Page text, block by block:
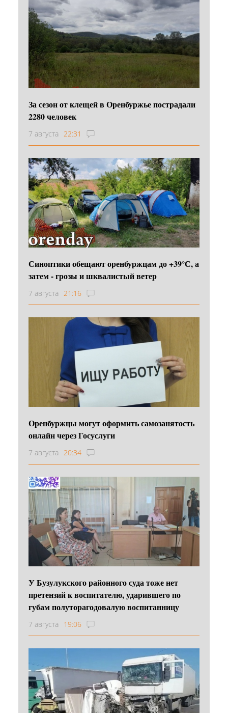
За сезон от клещей в Оренбуржье пострадали
2280 человек
7 августа 22:31
Синоптики обещают оренбуржцам до +39°С, а
затем - грозы и шквалистый ветер
7 августа 21:16
Оренбуржцы могут оформить самозанятость
онлайн через Госуслуги
7 августа 20:34
У Бузулукского районного суда тоже нет
претензий к воспитателю, ударившего по
губам полуторагодовалую воспитанницу
7 августа 19:06